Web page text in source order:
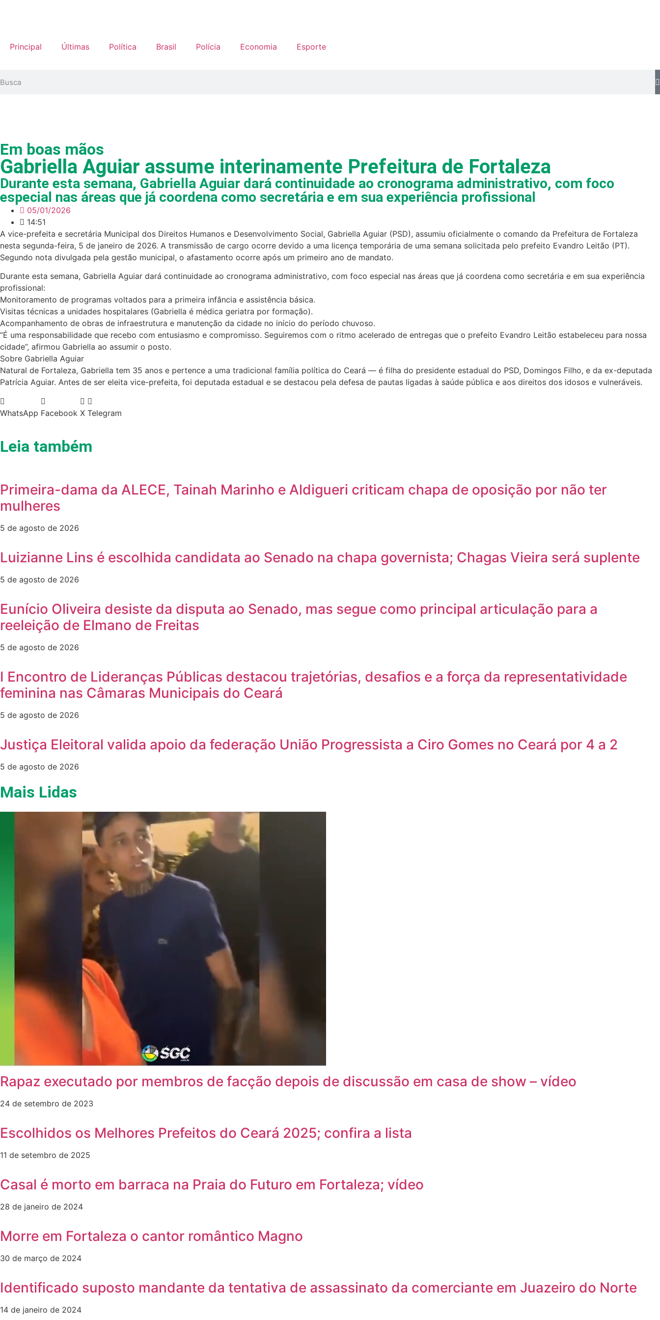
Principal Últimas Política Brasil Polícia Economia Esporte
Em boas mãos
Gabriella Aguiar assume interinamente Prefeitura de Fortaleza
Durante esta semana, Gabriella Aguiar dará continuidade ao cronograma administrativo, com foco
especial nas áreas que já coordena como secretária e em sua experiência profissional
05/01/2026
14:51
A vice-prefeita e secretária Municipal dos Direitos Humanos e Desenvolvimento Social, Gabriella Aguiar (PSD), assumiu oficialmente o comando da Prefeitura de Fortaleza
nesta segunda-feira, 5 de janeiro de 2026. A transmissão de cargo ocorre devido a uma licença temporária de uma semana solicitada pelo prefeito Evandro Leitão (PT).
Segundo nota divulgada pela gestão municipal, o afastamento ocorre após um primeiro ano de mandato.
Durante esta semana, Gabriella Aguiar dará continuidade ao cronograma administrativo, com foco especial nas áreas que já coordena como secretária e em sua experiência
profissional:
Monitoramento de programas voltados para a primeira infância e assistência básica.
Visitas técnicas a unidades hospitalares (Gabriella é médica geriatra por formação).
Acompanhamento de obras de infraestrutura e manutenção da cidade no início do período chuvoso.
“É uma responsabilidade que recebo com entusiasmo e compromisso. Seguiremos com o ritmo acelerado de entregas que o prefeito Evandro Leitão estabeleceu para nossa
cidade”, afirmou Gabriella ao assumir o posto.
Sobre Gabriella Aguiar
Natural de Fortaleza, Gabriella tem 35 anos e pertence a uma tradicional família política do Ceará — é filha do presidente estadual do PSD, Domingos Filho, e da ex-deputada
Patrícia Aguiar. Antes de ser eleita vice-prefeita, foi deputada estadual e se destacou pela defesa de pautas ligadas à saúde pública e aos direitos dos idosos e vulneráveis.
WhatsApp Facebook X Telegram
Leia também
Primeira-dama da ALECE, Tainah Marinho e Aldigueri criticam chapa de oposição por não ter
mulheres
5 de agosto de 2026
Luizianne Lins é escolhida candidata ao Senado na chapa governista; Chagas Vieira será suplente
5 de agosto de 2026
Eunício Oliveira desiste da disputa ao Senado, mas segue como principal articulação para a
reeleição de Elmano de Freitas
5 de agosto de 2026
I Encontro de Lideranças Públicas destacou trajetórias, desafios e a força da representatividade
feminina nas Câmaras Municipais do Ceará
5 de agosto de 2026
Justiça Eleitoral valida apoio da federação União Progressista a Ciro Gomes no Ceará por 4 a 2
5 de agosto de 2026
Mais Lidas
Rapaz executado por membros de facção depois de discussão em casa de show – vídeo
24 de setembro de 2023
Escolhidos os Melhores Prefeitos do Ceará 2025; confira a lista
11 de setembro de 2025
Casal é morto em barraca na Praia do Futuro em Fortaleza; vídeo
28 de janeiro de 2024
Morre em Fortaleza o cantor romântico Magno
30 de março de 2024
Identificado suposto mandante da tentativa de assassinato da comerciante em Juazeiro do Norte
14 de janeiro de 2024